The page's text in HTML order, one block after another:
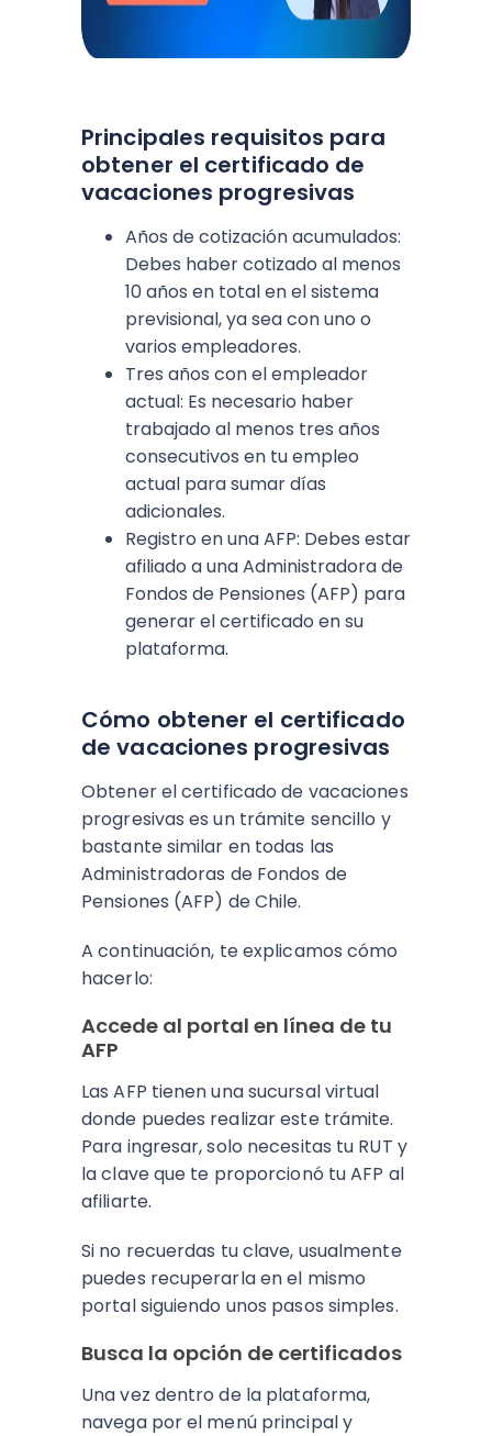
Principales requisitos para
obtener el certificado de
vacaciones progresivas
Años de cotización acumulados:
Debes haber cotizado al menos
10 años en total en el sistema
previsional, ya sea con uno o
varios empleadores.
Tres años con el empleador
actual: Es necesario haber
trabajado al menos tres años
consecutivos en tu empleo
actual para sumar días
adicionales.
Registro en una AFP: Debes estar
afiliado a una Administradora de
Fondos de Pensiones (AFP) para
generar el certificado en su
plataforma.
Cómo obtener el certificado
de vacaciones progresivas
Obtener el certificado de vacaciones
progresivas es un trámite sencillo y
bastante similar en todas las
Administradoras de Fondos de
Pensiones (AFP) de Chile.
A continuación, te explicamos cómo
hacerlo:
Accede al portal en línea de tu
AFP
Las AFP tienen una sucursal virtual
donde puedes realizar este trámite.
Para ingresar, solo necesitas tu RUT y
la clave que te proporcionó tu AFP al
afiliarte.
Si no recuerdas tu clave, usualmente
puedes recuperarla en el mismo
portal siguiendo unos pasos simples.
Busca la opción de certificados
Una vez dentro de la plataforma,
navega por el menú principal y